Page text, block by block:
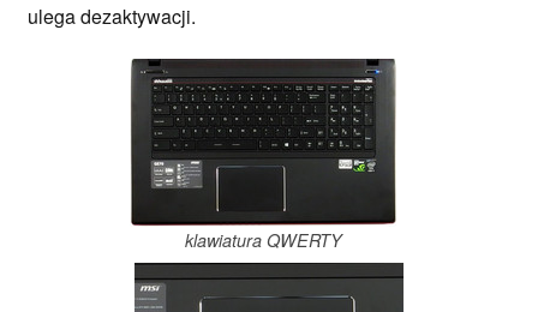
ulega dezaktywacji.
klawiatura QWERTY